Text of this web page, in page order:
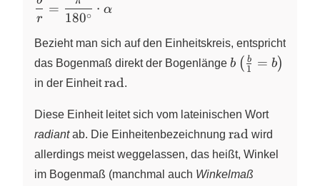
{r} =
{180^\circ}
\cdot
\alpha
r
=
180∘ ⋅ α
Bezieht man sich auf den Einheitskreis, entspricht
das Bogenmaß direkt der Bogenlänge b
b \left(\frac{b}
( 1
b = b)
in der Einheit\text{rad}
rad.
Diese Einheit leitet sich vom lateinischen Wort
radiantab. Die Einheitenbezeichnung \text{rad}
rad wird
allerdings meist weggelassen, das heißt, Winkel
im Bogenmaß (manchmal auch Winkelmaß